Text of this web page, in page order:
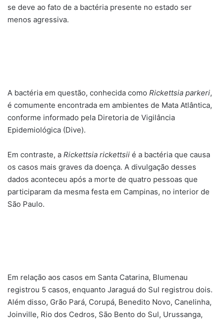
se deve ao fato de a bactéria presente no estado ser
menos agressiva.
A bactéria em questão, conhecida como Rickettsia parkeri,
é comumente encontrada em ambientes de Mata Atlântica,
conforme informado pela Diretoria de Vigilância
Epidemiológica (Dive).
Em contraste, a Rickettsia rickettsii é a bactéria que causa
os casos mais graves da doença. A divulgação desses
dados aconteceu após a morte de quatro pessoas que
participaram da mesma festa em Campinas, no interior de
São Paulo.
Em relação aos casos em Santa Catarina, Blumenau
registrou 5 casos, enquanto Jaraguá do Sul registrou dois.
Além disso, Grão Pará, Corupá, Benedito Novo, Canelinha,
Joinville, Rio dos Cedros, São Bento do Sul, Urussanga,